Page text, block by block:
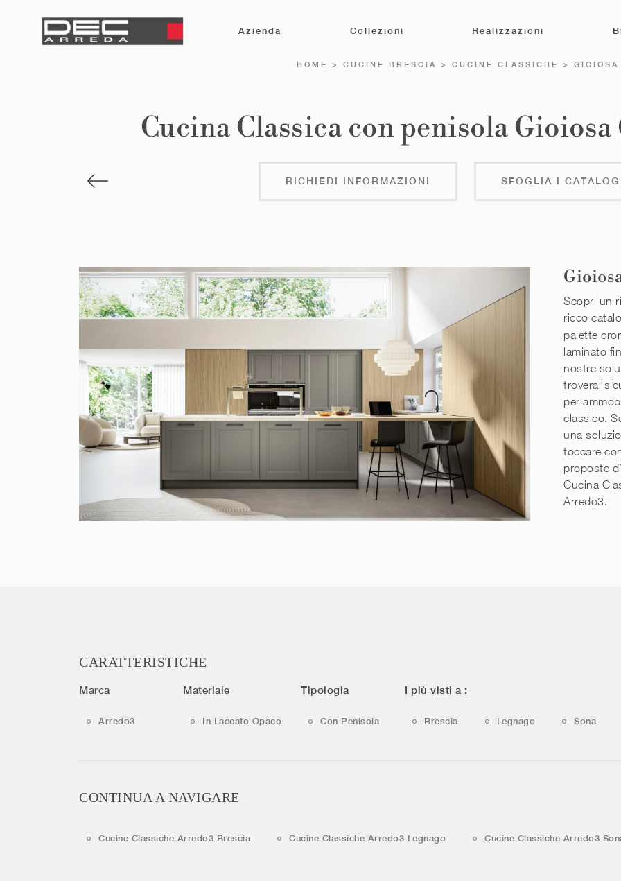
Azienda Collezioni Realizzazioni
HOME > CUCINE BRESCIA > CUCINE CLASSICHE >
Cucina Classica con penisola
RICHIEDI INFORMAZIONI SFOGLIA I
Scopri un
ricco
palette
laminato
nostre
troverai
per
classico.
una
toccare
proposte
Cucina
Arredo3.
CARATTERISTICHE
Marca
Arredo3
Materiale
In Laccato Opaco
Tipologia
Con Penisola
I più visti a :
Brescia Legnago Sona
CONTINUA A NAVIGARE
Cucine Classiche Arredo3 Brescia Cucine Classiche Arredo3 Legnago Cucine Classiche Arredo3